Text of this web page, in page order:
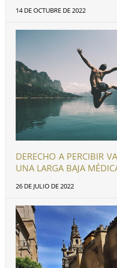
14 DE OCTUBRE DE 2022
DERECHO A PERCIBIR
UNA LARGA BAJA
26 DE JULIO DE 2022